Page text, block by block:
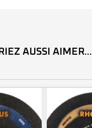
AUSSI AIMER...